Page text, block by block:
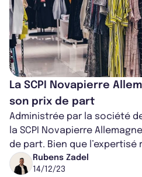
La SCPI Novapierre
son prix de part
Administrée par la société
la SCPI Novapierre
de part. Bien que
période estivale ait r...
Rubens Zadel
14/12/23